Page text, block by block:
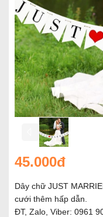
45.000đ
Dây chữ JUST
cưới thêm hấp dẫn.
ĐT, Zalo, Viber: 0961